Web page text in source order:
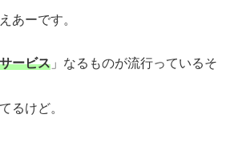
あーです。
ービス 」なるものが流行っているそ
るけど。